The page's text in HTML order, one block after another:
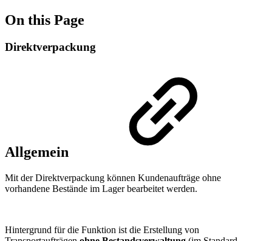
On this Page
Direktverpackung
Allgemein
Mit der Direktverpackung können Kundenaufträge ohne
vorhandene Bestände im Lager bearbeitet werden.
Hintergrund für die Funktion ist die Erstellung von